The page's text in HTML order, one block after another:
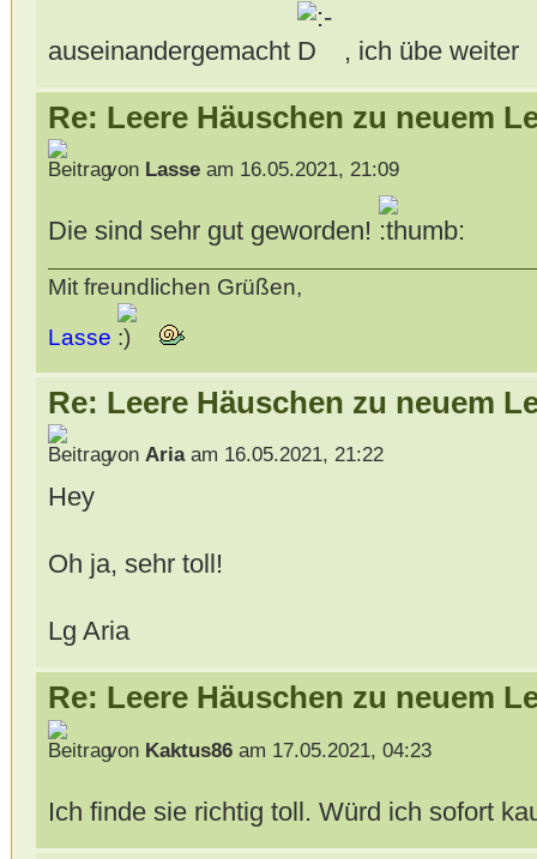
auseinandergemacht , ich übe weiter
Re: Leere Häuschen zu neuem
von Lasseam 16.05.2021, 21:09
Die sind sehr gut geworden!
Mit freundlichen Grüßen,
Lasse
Re: Leere Häuschen zu neuem
von Ariaam 16.05.2021, 21:22
Hey
Oh ja, sehr toll!
Lg Aria
Re: Leere Häuschen zu neuem
von Kaktus86am 17.05.2021, 04:23
Ich finde sie richtig toll. Würd ich sofort